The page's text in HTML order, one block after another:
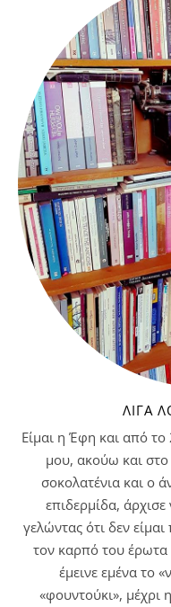
ΛΊΓΑ
Είμαι η Έφη και από το
μου, ακούω και
σοκολατένια και ο
επιδερμίδα,
γελώντας ότι δεν
τον καρπό του έρωτα
έμεινε εμένα το
«φουντούκι», μέχρι